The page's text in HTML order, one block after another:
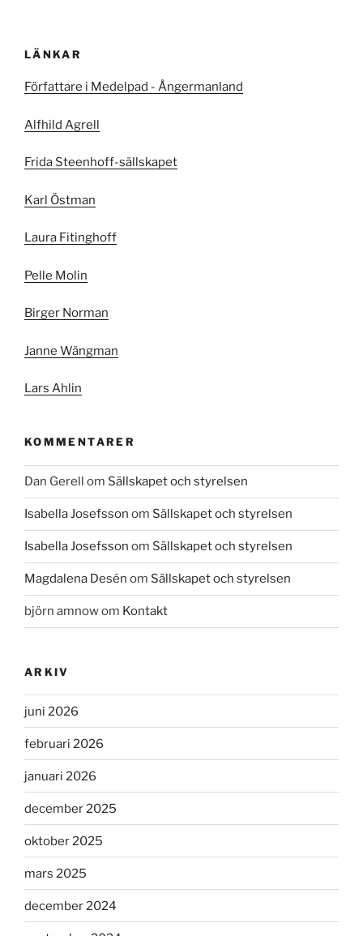
LÄNKAR
Författare i Medelpad - Ångermanland
Alfhild Agrell
Frida Steenhoff-sällskapet
Karl Östman
Laura Fitinghoff
Pelle Molin
Birger Norman
Janne Wängman
Lars Ahlin
KOMMENTARER
Dan Gerell om Sällskapet och styrelsen
Isabella Josefsson om Sällskapet och styrelsen
Isabella Josefsson om Sällskapet och styrelsen
Magdalena Desén om Sällskapet och styrelsen
björn amnowom Kontakt
ARKIV
juni 2026
februari 2026
januari 2026
december 2025
oktober 2025
mars 2025
december 2024